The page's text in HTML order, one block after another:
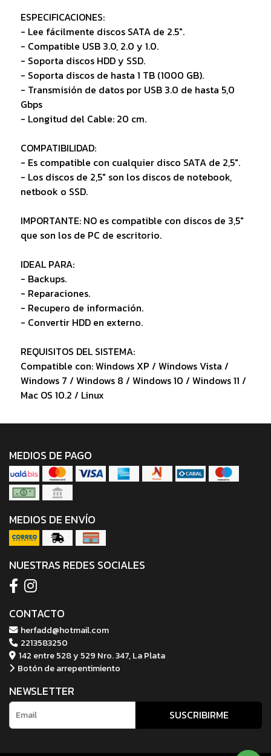
ESPECIFICACIONES:
- Lee fácilmente discos SATA de 2.5".
- Compatible USB 3.0, 2.0 y 1.0.
- Soporta discos HDD y SSD.
- Soporta discos de hasta 1 TB (1000 GB).
- Transmisión de datos por USB 3.0 de hasta 5,0
Gbps
- Longitud del Cable: 20 cm.
COMPATIBILIDAD:
- Es compatible con cualquier disco SATA de 2,5".
- Los discos de 2,5" son los discos de notebook,
netbook o SSD.
IMPORTANTE: NO es compatible con discos de 3,5"
que son los de PC de escritorio.
IDEAL PARA:
- Backups.
- Reparaciones.
- Recupero de información.
- Convertir HDD en externo.
REQUISITOS DEL SISTEMA:
Compatible con: Windows XP / Windows Vista /
Windows 7 / Windows 8 / Windows 10 / Windows 11 /
Mac OS 10.2 / Linux
MEDIOS DE PAGO
MEDIOS DE ENVÍO
NUESTRAS REDES SOCIALES
CONTACTO
herfadd@hotmail.com
2213583250
142 entre 528 y 529 Nro. 347, La Plata
Botón de arrepentimiento
NEWSLETTER
SUSCRIBIRME